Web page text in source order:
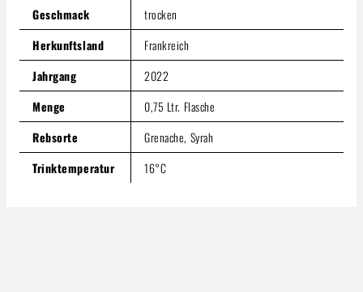
Geschmack
trocken
Herkunftsland
Frankreich
Jahrgang
2022
Menge
0,75 Ltr. Flasche
Rebsorte
Grenache, Syrah
Trinktemperatur
16°C